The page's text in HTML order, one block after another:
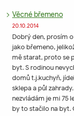
Věcné břemeno
20.10.2014
Dobrý den, prosím
jako břemeno,
mě starat, proto se
byt. S rodinou
domů t.j.kuchyň,
sklepa a půl
nezvládám je mi 75
by to stačilo na byt.